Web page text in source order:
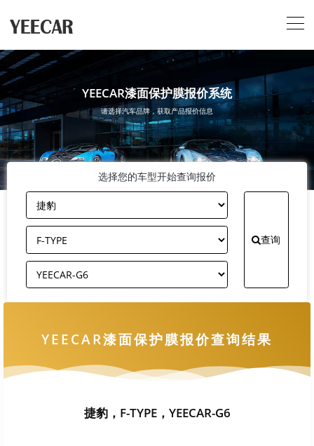
YEECAR漆面保护膜报价系统
请选择汽车品牌，获取产品报价信息
选择您的车型开始查询报价
查询
YEECAR漆面保护膜报价查询结果
捷豹，F-TYPE，YEECAR-G6